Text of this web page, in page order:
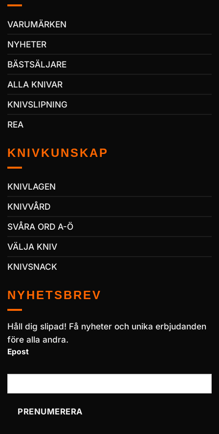
VARUMÄRKEN
NYHETER
BÄSTSÄLJARE
ALLA KNIVAR
KNIVSLIPNING
REA
KNIVKUNSKAP
KNIVLAGEN
KNIVVÅRD
SVÅRA ORD A-Ö
VÄLJA KNIV
KNIVSNACK
NYHETSBREV
Håll dig slipad! Få nyheter och unika erbjudanden
före alla andra.
Epost
PRENUMERERA